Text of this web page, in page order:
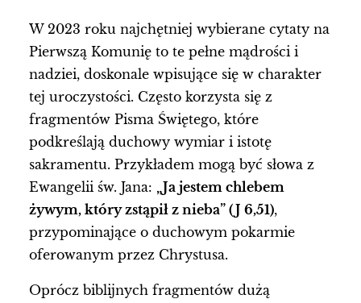
W 2023 roku najchętniej wybierane cytaty na
Pierwszą Komunię to te pełne mądrości i
nadziei, doskonale wpisujące się w charakter
tej uroczystości. Często korzysta się z
fragmentów Pisma Świętego, które
podkreślają duchowy wymiar i istotę
sakramentu. Przykładem mogą być słowa z
Ewangelii św. Jana: „Ja jestem chlebem
żywym, który zstąpił z nieba” (J 6,51),
przypominające o duchowym pokarmie
oferowanym przez Chrystusa.
Oprócz biblijnych fragmentów dużą